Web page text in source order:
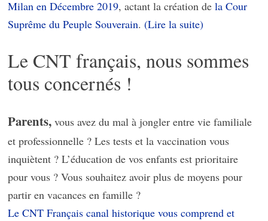
Milan en Décembre 2019, actant la création dela Cour
Suprême du Peuple Souverain.(Lire la suite)
Le CNT français, nous sommes
tous concernés !
Parents, vous avez du mal à jongler entre vie familiale
et professionnelle ? Les tests et la vaccination vous
inquiètent ? L’éducation de vos enfants est prioritaire
pour vous ? Vous souhaitez avoir plus de moyens pour
partir en vacances en famille ?
Le CNT Français canal historique vous comprend et